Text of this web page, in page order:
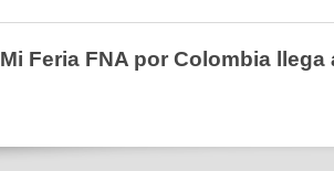
Mi Feria FNA por Colombia llega